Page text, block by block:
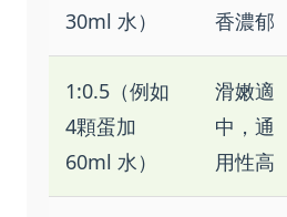
30ml 水）
香濃郁
1:0.5（例如
4顆蛋加
60ml 水）
滑嫩適
中，通
用性高